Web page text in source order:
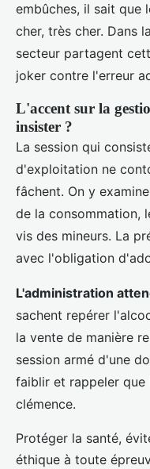
embûches, il sait que
cher, très cher. Dans
secteur partagent
joker contre l'erreur
L'accent sur la
insister ?
La session qui
d'exploitation ne
fâchent. On y
de la consommation,
vis des mineurs. La
avec l'obligation
L'administration
sachent repérer
la vente de manière
session armé d'une
faiblir et rappeler que
clémence.
Protéger la santé,
éthique à toute